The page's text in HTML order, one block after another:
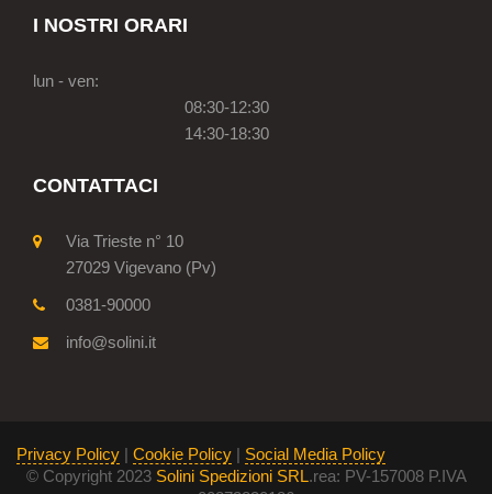
I NOSTRI ORARI
lun - ven:
08:30-12:30
14:30-18:30
CONTATTACI
Via Trieste n° 10
27029 Vigevano (Pv)
0381-90000
info@solini.it
Privacy Policy | Cookie Policy | Social Media Policy
© Copyright 2023 Solini Spedizioni SRL.rea: PV-157008 P.IVA